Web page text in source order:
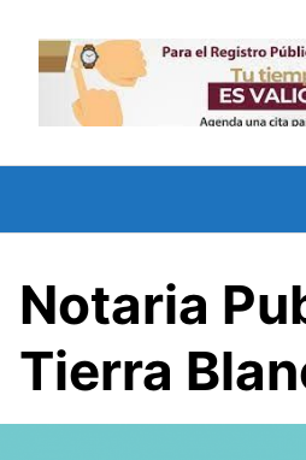
contenido
Notaria
Tierra